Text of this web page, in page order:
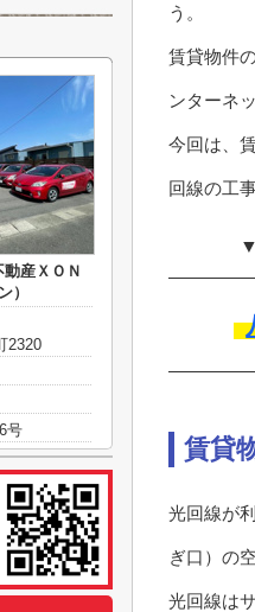
う。
賃貸物件
ンターネ
今回は、
回線の工
賃貸
光回線が
ぎ口）の
光回線は
産ＸＯＮ
）
2320
号